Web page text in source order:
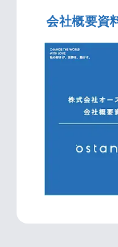
会社概要資